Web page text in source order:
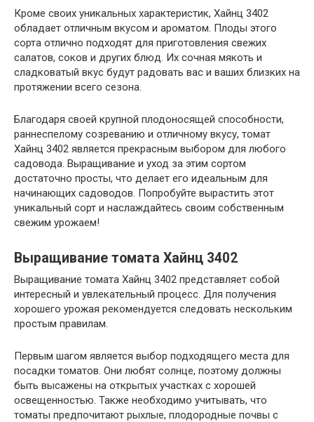
Кроме своих уникальных характеристик, Хайнц 3402
обладает отличным вкусом и ароматом. Плоды этого
сорта отлично подходят для приготовления свежих
салатов, соков и других блюд. Их сочная мякоть и
сладковатый вкус будут радовать вас и ваших близких на
протяжении всего сезона.
Благодаря своей крупной плодоносящей способности,
раннеспелому созреванию и отличному вкусу, томат
Хайнц 3402 является прекрасным выбором для любого
садовода. Выращивание и уход за этим сортом
достаточно просты, что делает его идеальным для
начинающих садоводов. Попробуйте вырастить этот
уникальный сорт и наслаждайтесь своим собственным
свежим урожаем!
Выращивание томата Хайнц 3402
Выращивание томата Хайнц 3402 представляет собой
интересный и увлекательный процесс. Для получения
хорошего урожая рекомендуется следовать нескольким
простым правилам.
Первым шагом является выбор подходящего места для
посадки томатов. Они любят солнце, поэтому должны
быть высажены на открытых участках с хорошей
освещенностью. Также необходимо учитывать, что
томаты предпочитают рыхлые, плодородные почвы с